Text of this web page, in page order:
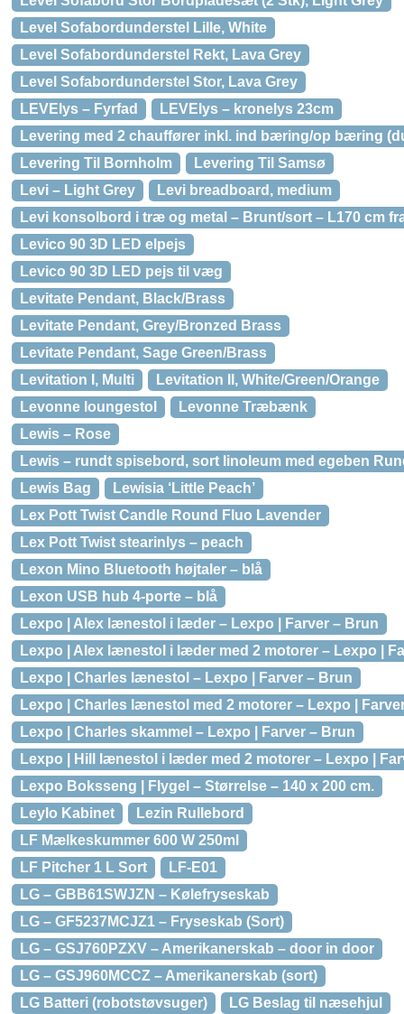
Level Sofabordunderstel Lille, White
Level Sofabordunderstel Rekt, Lava Grey
Level Sofabordunderstel Stor, Lava Grey
LEVElys – Fyrfad
LEVElys – kronelys 23cm
Levering med 2 chauffører inkl. ind bæring/op bæring
Levering Til Bornholm
Levering Til Samsø
Levi – Light Grey
Levi breadboard, medium
Levi konsolbord i træ og metal – Brunt/sort – L170 cm
Levico 90 3D LED elpejs
Levico 90 3D LED pejs til væg
Levitate Pendant, Black/Brass
Levitate Pendant, Grey/Bronzed Brass
Levitate Pendant, Sage Green/Brass
Levitation I, Multi
Levitation II, White/Green/Orange
Levonne loungestol
Levonne Træbænk
Lewis – Rose
Lewis – rundt spisebord, sort linoleum med egeben
Lewis Bag
Lewisia ‘Little Peach’
Lex Pott Twist Candle Round Fluo Lavender
Lex Pott Twist stearinlys – peach
Lexon Mino Bluetooth højtaler – blå
Lexon USB hub 4-porte – blå
Lexpo | Alex lænestol i læder – Lexpo | Farver – Brun
Lexpo | Alex lænestol i læder med 2 motorer – Lexpo |
Lexpo | Charles lænestol – Lexpo | Farver – Brun
Lexpo | Charles lænestol med 2 motorer – Lexpo |
Lexpo | Charles skammel – Lexpo | Farver – Brun
Lexpo | Hill lænestol i læder med 2 motorer – Lexpo |
Lexpo Boksseng | Flygel – Størrelse – 140 x 200 cm.
Leylo Kabinet
Lezin Rullebord
LF Mælkeskummer 600 W 250ml
LF Pitcher 1 L Sort
LF-E01
LG – GBB61SWJZN – Kølefryseskab
LG – GF5237MCJZ1 – Fryseskab (Sort)
LG – GSJ760PZXV – Amerikanerskab – door in door
LG – GSJ960MCCZ – Amerikanerskab (sort)
LG Batteri (robotstøvsuger)
LG Beslag til næsehjul